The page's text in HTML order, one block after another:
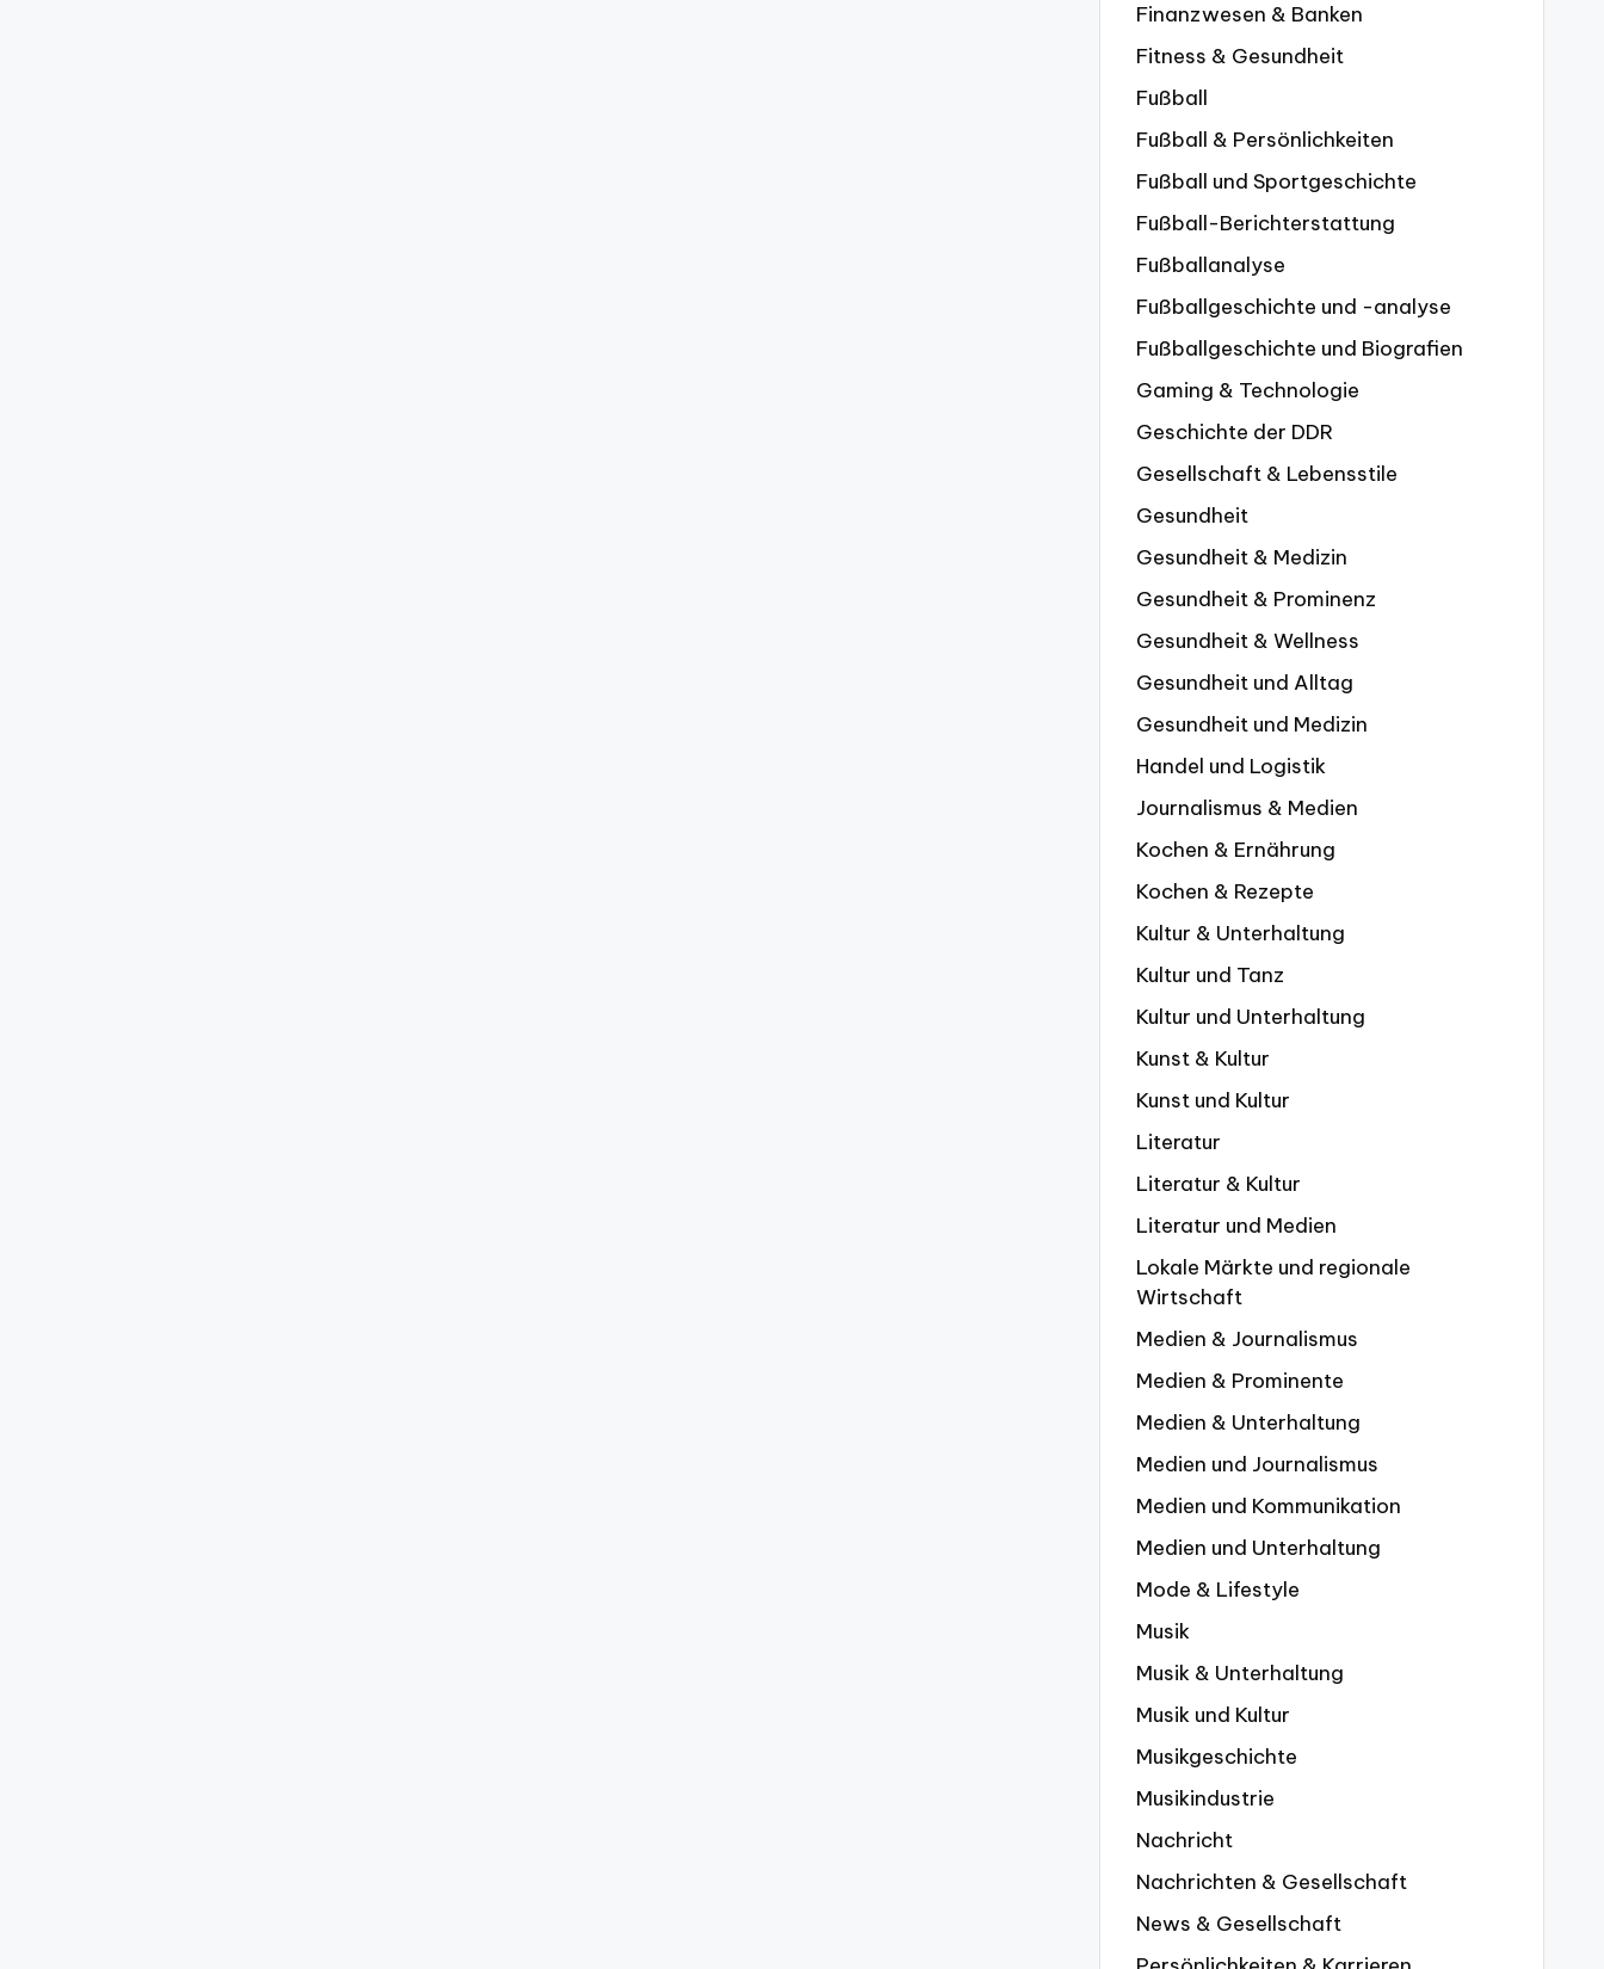
Finanzwesen & Banken
Fitness & Gesundheit
Fußball
Fußball & Persönlichkeiten
Fußball und Sportgeschichte
Fußball-Berichterstattung
Fußballanalyse
Fußballgeschichte und -analyse
Fußballgeschichte und Biografien
Gaming & Technologie
Geschichte der DDR
Gesellschaft & Lebensstile
Gesundheit
Gesundheit & Medizin
Gesundheit & Prominenz
Gesundheit & Wellness
Gesundheit und Alltag
Gesundheit und Medizin
Handel und Logistik
Journalismus & Medien
Kochen & Ernährung
Kochen & Rezepte
Kultur & Unterhaltung
Kultur und Tanz
Kultur und Unterhaltung
Kunst & Kultur
Kunst und Kultur
Literatur
Literatur & Kultur
Literatur und Medien
Lokale Märkte und regionale
Wirtschaft
Medien & Journalismus
Medien & Prominente
Medien & Unterhaltung
Medien und Journalismus
Medien und Kommunikation
Medien und Unterhaltung
Mode & Lifestyle
Musik
Musik & Unterhaltung
Musik und Kultur
Musikgeschichte
Musikindustrie
Nachricht
Nachrichten & Gesellschaft
News & Gesellschaft